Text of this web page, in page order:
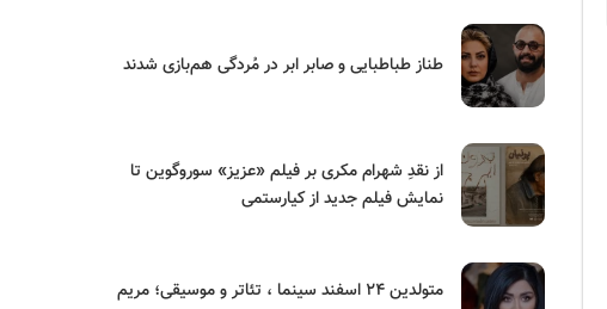
طناز طباطبایی و صابر ابر در مُردگی هم‌بازی شدند
از نقدِ شهرام مکری بر فیلم «عزیز» سوروگوین تا
نمایش فیلم جدید از کیارستمی
متولدین ۲۴ اسفند سینما ، تئاتر و موسیقی؛ مریم